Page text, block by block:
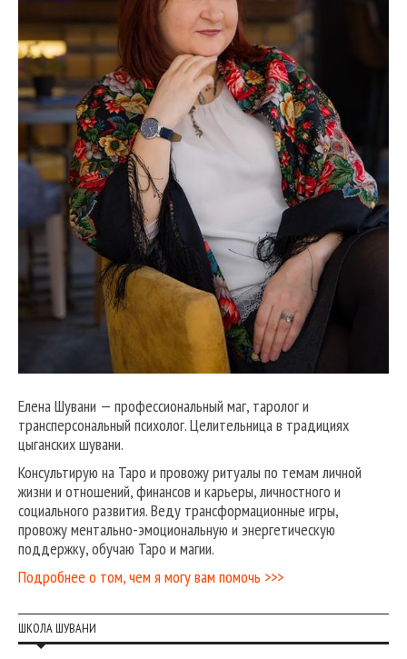
Елена Шувани — профессиональный маг, таролог и
трансперсональный психолог. Целительница в традициях
цыганских шувани.
Консультирую на Таро и провожу ритуалы по темам личной
жизни и отношений, финансов и карьеры, личностного и
социального развития. Веду трансформационные игры,
провожу ментально-эмоциональную и энергетическую
поддержку, обучаю Таро и магии.
Подробнее о том, чем я могу вам помочь >>>
ШКОЛА ШУВАНИ